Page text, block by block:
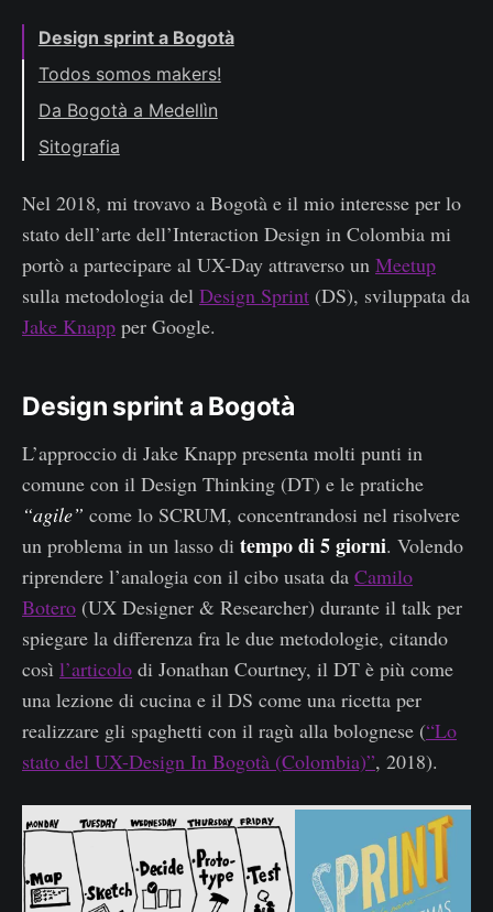
Design sprint a Bogotà
Todos somos makers!
Da Bogotà a Medellìn
Sitografia
Nel 2018, mi trovavo a Bogotà e il mio interesse per lo
stato dell’arte dell’Interaction Design in Colombia mi
portò a partecipare al UX-Day attraverso un Meetup
sulla metodologia del Design Sprint (DS), sviluppata da
Jake Knapp per Google.
Design sprint a Bogotà
L’approccio di Jake Knapp presenta molti punti in
comune con il Design Thinking (DT) e le pratiche
“agile” come lo SCRUM, concentrandosi nel risolvere
un problema in un lasso di tempo di 5 giorni. Volendo
riprendere l’analogia con il cibo usata da Camilo
Botero (UX Designer & Researcher) durante il talk per
spiegare la differenza fra le due metodologie, citando
così l’articolo di Jonathan Courtney, il DT è più come
una lezione di cucina e il DS come una ricetta per
realizzare gli spaghetti con il ragù alla bolognese (“Lo
stato del UX-Design In Bogotà (Colombia)”, 2018).